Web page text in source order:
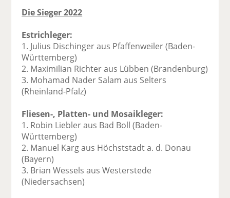
Die Sieger 2022
Estrichleger:
1. Julius Dischinger aus Pfaffenweiler (Baden-
Württemberg)
2. Maximilian Richter aus Lübben (Brandenburg)
3. Mohamad Nader Salam aus Selters
(Rheinland-Pfalz)
Fliesen-, Platten- und Mosaikleger:
1. Robin Liebler aus Bad Boll (Baden-
Württemberg)
2. Manuel Karg aus Höchststadt a. d. Donau
(Bayern)
3. Brian Wessels aus Westerstede
(Niedersachsen)